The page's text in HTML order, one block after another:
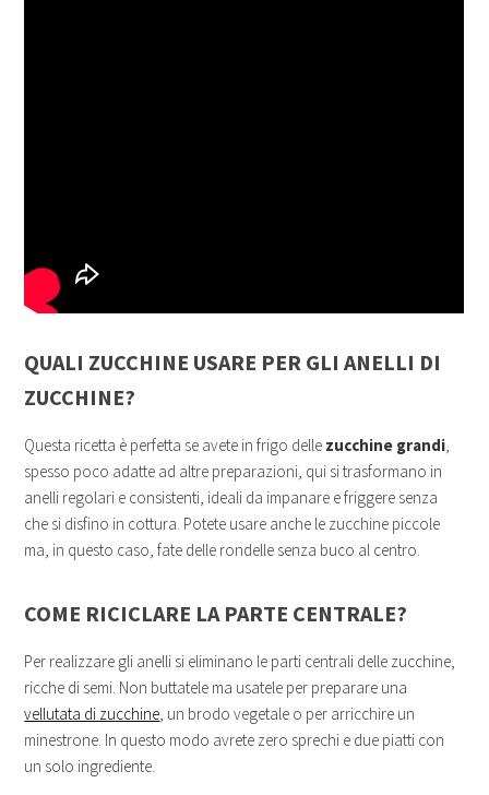
QUALI ZUCCHINE USARE PER GLI ANELLI DI
ZUCCHINE?
Questa ricetta è perfetta se avete in frigo delle zucchine grandi,
spesso poco adatte ad altre preparazioni, qui si trasformano in
anelli regolari e consistenti, ideali da impanare e friggere senza
che si disfino in cottura. Potete usare anche le zucchine piccole
ma, in questo caso, fate delle rondelle senza buco al centro.
COME RICICLARE LA PARTE CENTRALE?
Per realizzare gli anelli si eliminano le parti centrali delle zucchine,
ricche di semi. Non buttatele ma usatele per preparare una
vellutata di zucchine, un brodo vegetale o per arricchire un
minestrone. In questo modo avrete zero sprechi e due piatti con
un solo ingrediente.